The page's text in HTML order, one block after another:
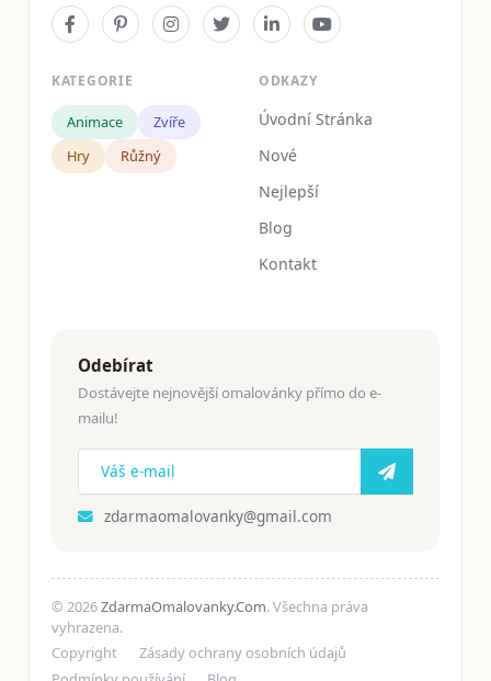
KATEGORIE
Animace
Zvíře
Hry
Růžný
ODKAZY
Úvodní Stránka
Nové
Nejlepší
Blog
Kontakt
Odebírat
Dostávejte nejnovější omalovánky přímo do e-
mailu!
zdarmaomalovanky@gmail.com
© 2026ZdarmaOmalovanky.Com. Všechna práva
vyhrazena.
Copyright
Zásady ochrany osobních údajů